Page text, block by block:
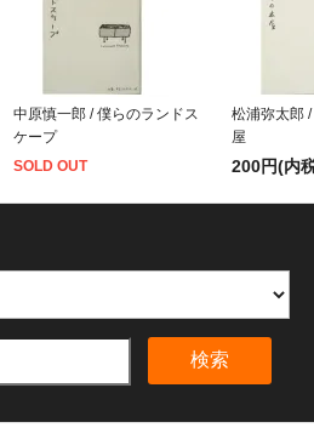
中原慎一郎 / 僕らのランドス
ケープ
SOLD OUT
松浦弥太郎
屋
200円(内
検索